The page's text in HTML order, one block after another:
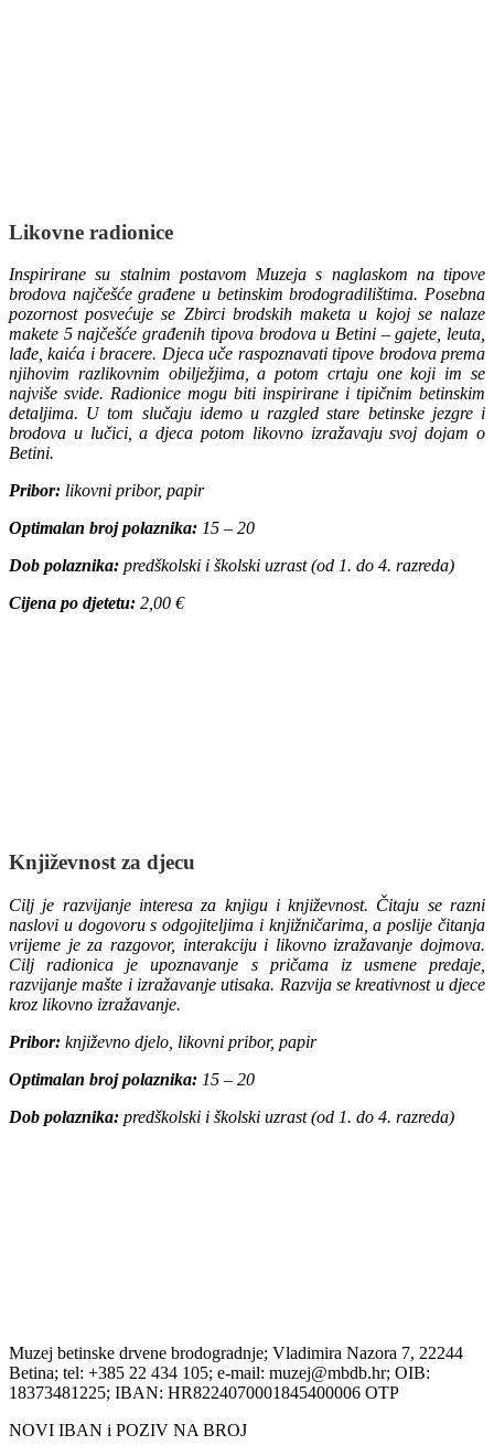
Likovne radionice
Inspirirane su stalnim postavom Muzeja s naglaskom na tipove
brodova najčešće građene u betinskim brodogradilištima. Posebna
pozornost posvećuje se Zbirci brodskih maketa u kojoj se nalaze
makete 5 najčešće građenih tipova brodova u Betini – gajete, leuta,
lađe, kaića i bracere. Djeca uče raspoznavati tipove brodova prema
njihovim razlikovnim obilježjima, a potom crtaju one koji im se
najviše svide. Radionice mogu biti inspirirane i tipičnim betinskim
detaljima. U tom slučaju idemo u razgled stare betinske jezgre i
brodova u lučici, a djeca potom likovno izražavaju svoj dojam o
Betini.
Pribor: likovni pribor, papir
Optimalan broj polaznika: 15 – 20
Dob polaznika: predškolski i školski uzrast (od 1. do 4. razreda)
Cijena po djetetu: 2,00 €
Književnost za djecu
Cilj je razvijanje interesa za knjigu i književnost. Čitaju se razni
naslovi u dogovoru s odgojiteljima i knjižničarima, a poslije čitanja
vrijeme je za razgovor, interakciju i likovno izražavanje dojmova.
Cilj radionica je upoznavanje s pričama iz usmene predaje,
razvijanje mašte i izražavanje utisaka. Razvija se kreativnost u djece
kroz likovno izražavanje.
Pribor: književno djelo, likovni pribor, papir
Optimalan broj polaznika: 15 – 20
Dob polaznika: predškolski i školski uzrast (od 1. do 4. razreda)
Muzej betinske drvene brodogradnje; Vladimira Nazora 7, 22244
Betina; tel: +385 22 434 105; e-mail: muzej@mbdb.hr; OIB:
18373481225; IBAN: HR8224070001845400006 OTP
NOVI IBAN i POZIV NA BROJ